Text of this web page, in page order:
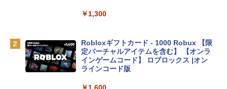
eTime HDカメラ - インディゴ
tomtoc 360°保護 15.6 16インチ パソコ
ンケース Dell NEC Lavie ASUS HP dyna
￥1,300
Robloxギフトカード - 1000 Robux 【限
定バーチャルアイテムを含む】 【オンラ
インゲームコード】 ロブロックス |オン
ラインコード版